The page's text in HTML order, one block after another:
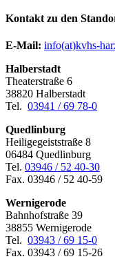
Kontakt zu den
E-Mail: info(at)kvhs-
Halberstadt
Theaterstraße 6
38820 Halberstadt
Tel. 03941 / 69 78-0
Quedlinburg
Heiligegeiststraße 8
06484 Quedlinburg
Tel. 03946 / 52 40-30
Fax. 03946 / 52 40-59
Wernigerode
Bahnhofstraße 39
38855 Wernigerode
Tel. 03943 / 69 15-0
Fax. 03943 / 69 15-26